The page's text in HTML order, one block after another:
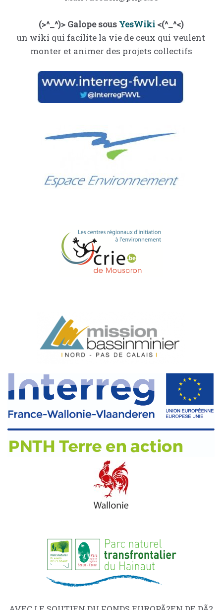
(>^_^)> Galope sous YesWiki<(^_^<)
un wiki qui facilite la vie de ceux qui veulent
monter et animer des projets collectifs